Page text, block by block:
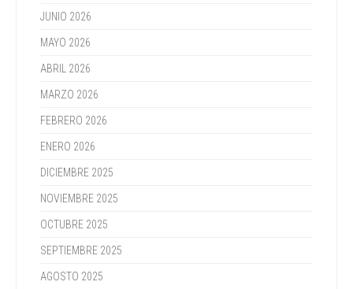
JUNIO 2026
MAYO 2026
ABRIL 2026
MARZO 2026
FEBRERO 2026
ENERO 2026
DICIEMBRE 2025
NOVIEMBRE 2025
OCTUBRE 2025
SEPTIEMBRE 2025
AGOSTO 2025